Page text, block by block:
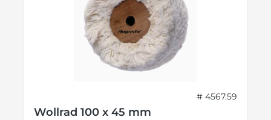
# 4567.59
Wollrad 100 x 45 mm